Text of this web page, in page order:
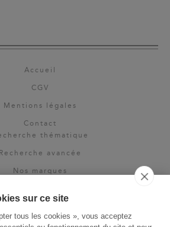
sur ce site
tous les cookies », vous acceptez
Accueil
CGV
Mentions légales
Contact
thématique
Recherche avancée
Nos marques
Espace pro
Newsletter